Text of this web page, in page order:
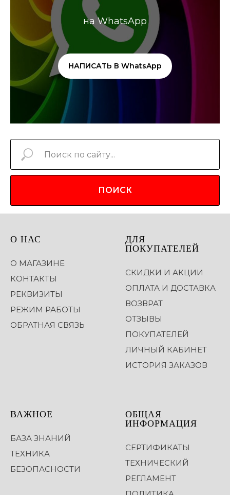
на WhatsApp
НАПИСАТЬ В WhatsApp
ПОИСК
О НАС
О МАГАЗИНЕ
КОНТАКТЫ
РЕКВИЗИТЫ
РЕЖИМ РАБОТЫ
ОБРАТНАЯ СВЯЗЬ
ДЛЯ
ПОКУПАТЕЛЕЙ
СКИДКИ И АКЦИИ
ОПЛАТА И ДОСТАВКА
ВОЗВРАТ
ОТЗЫВЫ
ПОКУПАТЕЛЕЙ
ЛИЧНЫЙ КАБИНЕТ
ИСТОРИЯ ЗАКАЗОВ
ВАЖНОЕ
БАЗА ЗНАНИЙ
ТЕХНИКА
БЕЗОПАСНОСТИ
ОБЩАЯ
ИНФОРМАЦИЯ
СЕРТИФИКАТЫ
ТЕХНИЧЕСКИЙ
РЕГЛАМЕНТ